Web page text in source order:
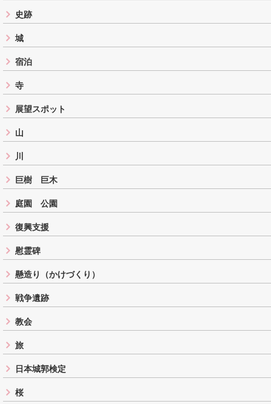
史跡
城
宿泊
寺
展望スポット
山
川
巨樹 巨木
庭園 公園
復興支援
慰霊碑
懸造り（かけづくり）
戦争遺跡
教会
旅
日本城郭検定
桜